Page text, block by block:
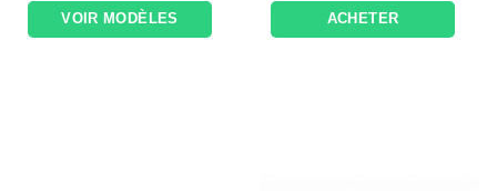
VOIR MODÈLES ACHETER